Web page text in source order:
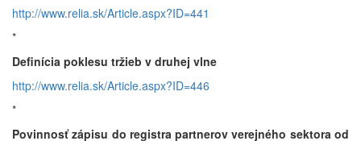
http://www.relia.sk/Article.aspx?ID=441
*
Definícia poklesu tržieb v druhej vlne
http://www.relia.sk/Article.aspx?ID=446
*
Povinnosť zápisu do registra partnerov verejného sektora od